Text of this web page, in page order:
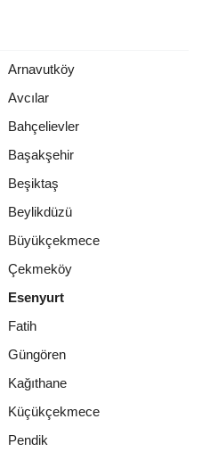
Arnavutköy
Avcılar
Bahçelievler
Başakşehir
Beşiktaş
Beylikdüzü
Büyükçekmece
Çekmeköy
Esenyurt
Fatih
Güngören
Kağıthane
Küçükçekmece
Pendik